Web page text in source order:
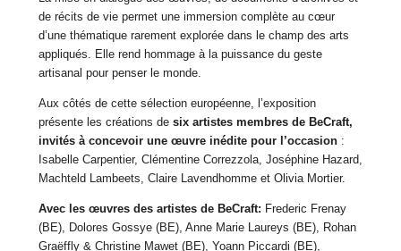
de récits de vie permet une immersion complète au cœur
d’une thématique rarement explorée dans le champ des arts
appliqués. Elle rend hommage à la puissance du geste
artisanal pour penser le monde.
Aux côtés de cette sélection européenne, l’exposition
présente les créations de six artistes membres de BeCraft,
invités à concevoir une œuvre inédite pour l’occasion:
Isabelle Carpentier, Clémentine Correzzola, Joséphine Hazard,
Machteld Lambeets, Claire Lavendhomme et Olivia Mortier.
Avec les œuvres des artistes de BeCraft: Frederic Frenay
(BE), Dolores Gossye (BE), Anne Marie Laureys (BE), Rohan
Graëffly & Christine Mawet (BE), Yoann Piccardi (BE),